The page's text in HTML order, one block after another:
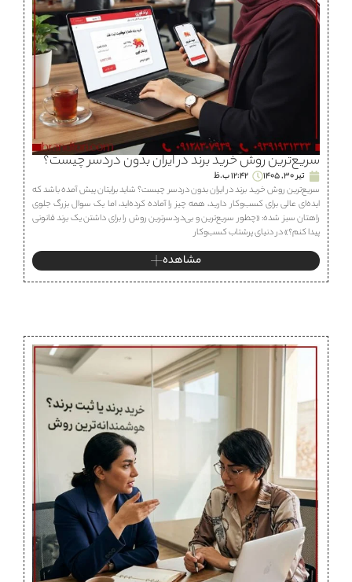
سریع‌ترین روش خرید برند در ایران بدون دردسر چیست؟
تیر 30, 1405
12:42 ب.ظ
سریع‌ترین روش خرید برند در ایران بدون دردسر چیست؟ شاید برایتان پیش آمده باشد که
ایده‌ای عالی برای کسب‌وکار دارید، همه چیز را آماده کرده‌اید، اما یک سوال بزرگ جلوی
راهتان سبز شده: «چطور سریع‌ترین و بی‌دردسرترین روش را برای داشتن یک برند قانونی
پیدا کنم؟» در دنیای پرشتاب کسب‌وکار
مشاهده